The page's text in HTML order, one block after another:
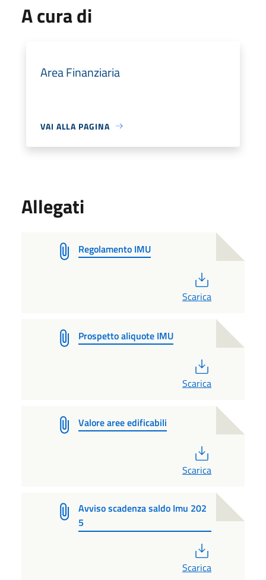
A cura di
Area Finanziaria
VAI ALLA PAGINA
Allegati
Regolamento IMU
Scarica
Prospetto aliquote IMU
Scarica
Valore aree edificabili
Scarica
Avviso scadenza saldo Imu 202
5
Scarica